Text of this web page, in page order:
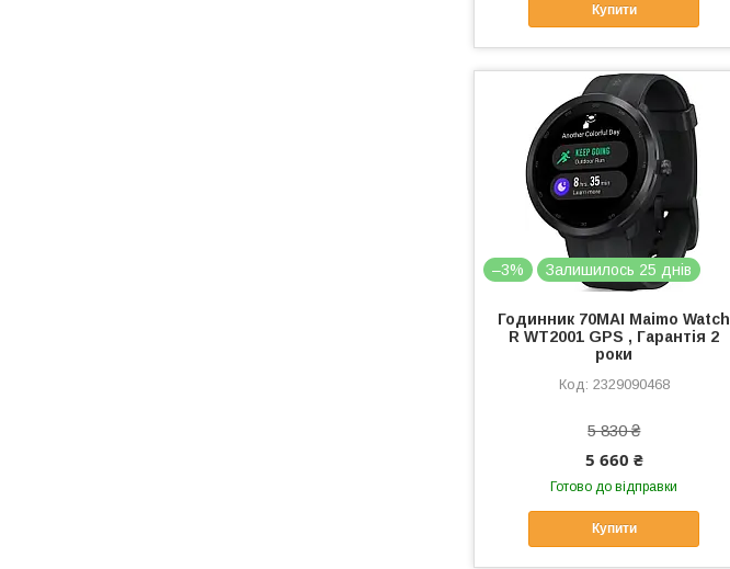
Купити
–3% Залишилось 25 днів
Годинник 70MAI Maimo Watch
R WT2001 GPS , Гарантія 2
роки
2329090468
5 830 ₴
5 660 ₴
Готово до відправки
Купити